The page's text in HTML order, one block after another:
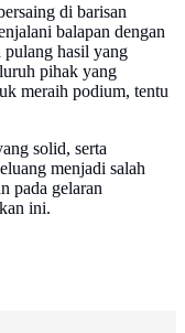
di barisan
balapan dengan
pulang hasil yang
pihak yang
meraih podium, tentu
solid, serta
menjadi salah
pada gelaran
ini.